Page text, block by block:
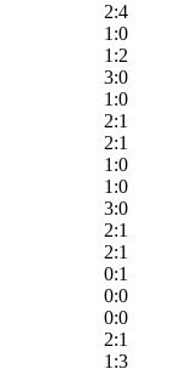
2:4
1:0
1:2
3:0
1:0
2:1
2:1
1:0
1:0
3:0
2:1
2:1
0:1
0:0
0:0
2:1
1:3